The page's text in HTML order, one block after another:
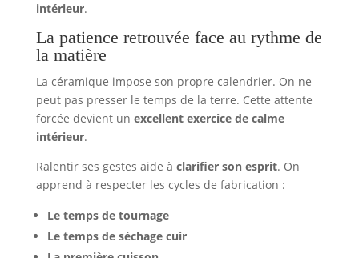
intérieur.
La patience retrouvée face au rythme de
la matière
La céramique impose son propre calendrier. On ne
peut pas presser le temps de la terre. Cette attente
forcée devient un excellent exercice de calme
intérieur.
Ralentir ses gestes aide à clarifier son esprit. On
apprend à respecter les cycles de fabrication :
Le temps de tournage
Le temps de séchage cuir